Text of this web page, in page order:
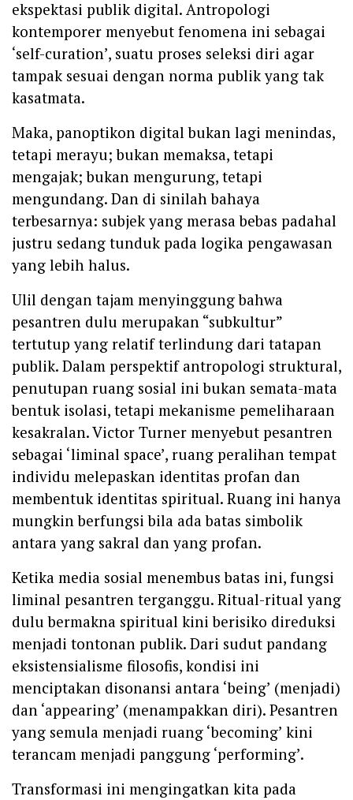
ekspektasi publik digital. Antropologi
kontemporer menyebut fenomena ini sebagai
‘self-curation’, suatu proses seleksi diri agar
tampak sesuai dengan norma publik yang tak
kasatmata.
Maka, panoptikon digital bukan lagi menindas,
tetapi merayu; bukan memaksa, tetapi
mengajak; bukan mengurung, tetapi
mengundang. Dan di sinilah bahaya
terbesarnya: subjek yang merasa bebas padahal
justru sedang tunduk pada logika pengawasan
yang lebih halus.
Ulil dengan tajam menyinggung bahwa
pesantren dulu merupakan “subkultur”
tertutup yang relatif terlindung dari tatapan
publik. Dalam perspektif antropologi struktural,
penutupan ruang sosial ini bukan semata-mata
bentuk isolasi, tetapi mekanisme pemeliharaan
kesakralan. Victor Turner menyebut pesantren
sebagai ‘liminal space’, ruang peralihan tempat
individu melepaskan identitas profan dan
membentuk identitas spiritual. Ruang ini hanya
mungkin berfungsi bila ada batas simbolik
antara yang sakral dan yang profan.
Ketika media sosial menembus batas ini, fungsi
liminal pesantren terganggu. Ritual-ritual yang
dulu bermakna spiritual kini berisiko direduksi
menjadi tontonan publik. Dari sudut pandang
eksistensialisme filosofis, kondisi ini
menciptakan disonansi antara ‘being’ (menjadi)
dan ‘appearing’ (menampakkan diri). Pesantren
yang semula menjadi ruang ‘becoming’ kini
terancam menjadi panggung ‘performing’.
Transformasi ini mengingatkan kita pada